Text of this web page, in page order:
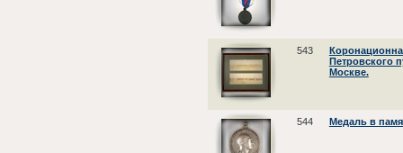
543
Петровского
Москве.
544 Медаль в